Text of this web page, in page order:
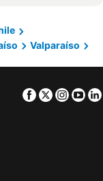
Valparaíso
Facebook
Twitter